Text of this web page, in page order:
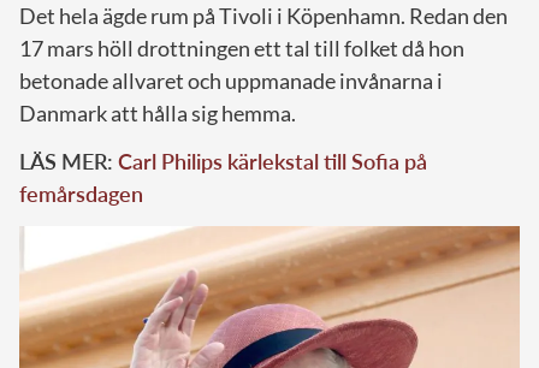
Det hela ägde rum på Tivoli i Köpenhamn. Redan den
17 mars höll drottningen ett tal till folket då hon
betonade allvaret och uppmanade invånarna i
Danmark att hålla sig hemma.
LÄS MER: Carl Philips kärlekstal till Sofia på
femårsdagen